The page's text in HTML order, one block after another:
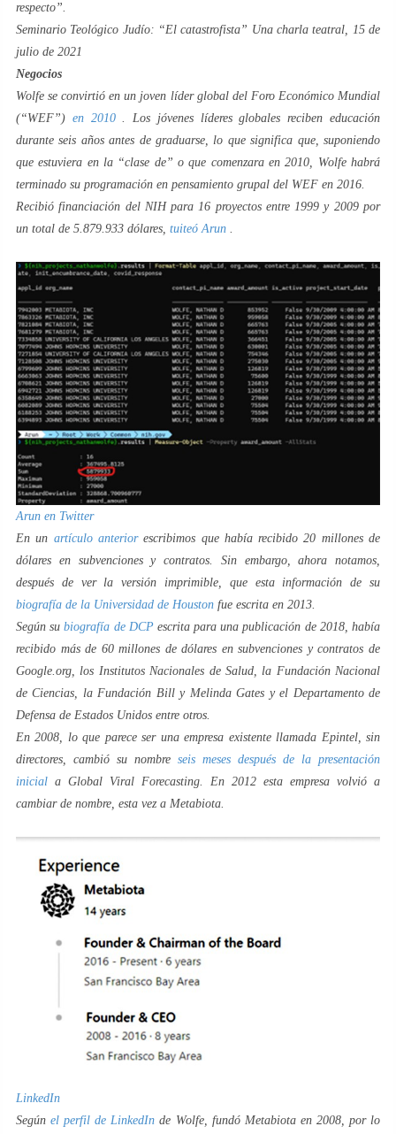
respecto”.
Seminario Teológico Judío: “El catastrofista” Una charla teatral, 15 de
julio de 2021
Negocios
Wolfe se convirtió en un joven líder global del Foro Económico Mundial
(“WEF”) en 2010. Los jóvenes líderes globales reciben educación
durante seis años antes de graduarse, lo que significa que, suponiendo
que estuviera en la “clase de” o que comenzara en 2010, Wolfe habrá
terminado su programación en pensamiento grupal del WEF en 2016.
Recibió financiación del NIH para 16 proyectos entre 1999 y 2009 por
un total de 5.879.933 dólares, tuiteó Arun .
Arun en Twitter
En un artículo anteriorescribimos que había recibido 20 millones de
dólares en subvenciones y contratos. Sin embargo, ahora notamos,
después de ver la versión imprimible, que esta información de su
biografía de la Universidad de Houston fue escrita en 2013.
Según subiografía de DCP escrita para una publicación de 2018, había
recibido más de 60 millones de dólares en subvenciones y contratos de
Google.org, los Institutos Nacionales de Salud, la Fundación Nacional
de Ciencias, la Fundación Bill y Melinda Gates y el Departamento de
Defensa de Estados Unidos entre otros.
En 2008, lo que parece ser una empresa existente llamada Epintel, sin
directores, cambió su nombre seis meses después de la presentación
inicial a Global Viral Forecasting. En 2012 esta empresa volvió a
cambiar de nombre, esta vez a Metabiota.
LinkedIn
Segúnel perfil de LinkedIn de Wolfe, fundó Metabiota en 2008, por lo